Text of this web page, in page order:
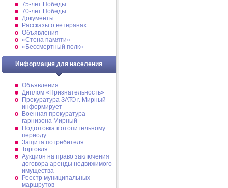
75-лет Победы
70-лет Победы
Документы
Рассказы о ветеранах
Объявления
«Стена памяти»
«Бессмертный полк»
Информация для населения
Объявления
Диплом «Признательность»
Прокуратура ЗАТО г. Мирный
информирует
Военная прокуратура
гарнизона Мирный
Подготовка к отопительному
периоду
Защита потребителя
Торговля
Аукцион на право заключения
договора аренды недвижимого
имущества
Реестр муниципальных
маршрутов